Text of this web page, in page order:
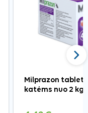
Milprazon
katėms nuo 2 kg,